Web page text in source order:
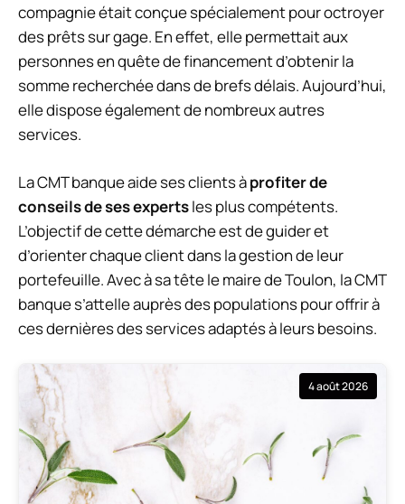
compagnie était conçue spécialement pour octroyer
des prêts sur gage. En effet, elle permettait aux
personnes en quête de financement d’obtenir la
somme recherchée dans de brefs délais. Aujourd’hui,
elle dispose également de nombreux autres
services.
La CMT banque aide ses clients àprofiter de
conseils de ses expertsles plus compétents.
L’objectif de cette démarche est de guider et
d’orienter chaque client dans la gestion de leur
portefeuille. Avec à sa tête le maire de Toulon, la CMT
banque s’attelle auprès des populations pour offrir à
ces dernières des services adaptés à leurs besoins.
4 août 2026